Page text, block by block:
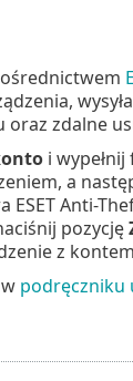
zdalne
i wypełnij
a
Anti-
pozycję
z
podręczniku